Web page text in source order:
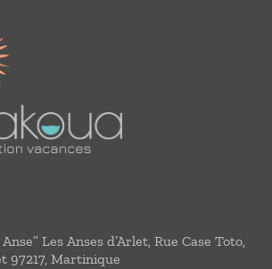
Les Anses d’Arlet, Rue Case Toto,
97217, Martinique